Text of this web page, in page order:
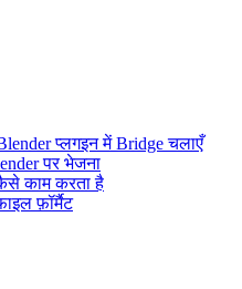
प्लगइन में Bridge चलाएँ
पर भेजना
काम करता है
फ़ॉर्मैट